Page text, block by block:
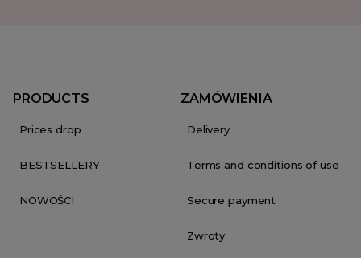
PRODUCTS
Prices drop
BESTSELLERY
NOWOŚCI
ZAMÓWIENIA
Delivery
Terms and conditions of use
Secure payment
Zwroty